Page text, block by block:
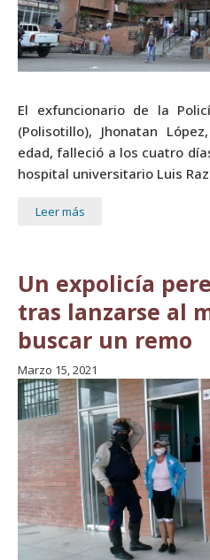
El exfuncionario de la
(Polisotillo), Jhonatan
edad, falleció a los cuatro
hospital universitario Luis
Leer más
Un expolicía
tras lanzarse al
buscar un remo
Marzo 15, 2021